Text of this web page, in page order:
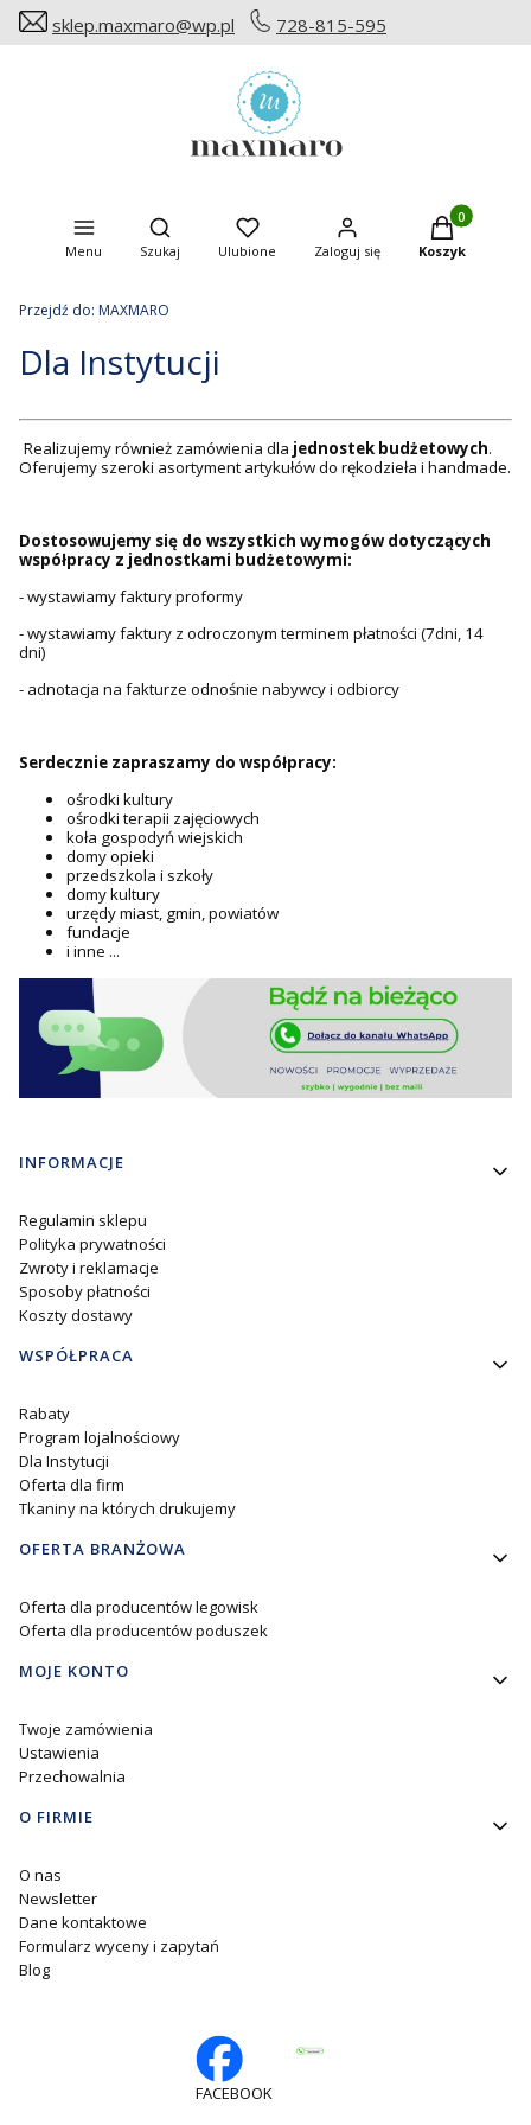
sklep.maxmaro@wp.pl 728-815-595
Menu
Otwórz wyszukiwarkę
Szukaj Ulubione Zaloguj się
Produkty w
Koszyk
Przejdź do: MAXMARO
Dla Instytucji
Realizujemy również zamówienia dla jednostek budżetowych.
Oferujemy szeroki asortyment artykułów do rękodzieła i handmade.
Dostosowujemy się do wszystkich wymogów dotyczących
współpracy z jednostkami budżetowymi:
- wystawiamy faktury proformy
- wystawiamy faktury z odroczonym terminem płatności (7dni, 14
dni)
- adnotacja na fakturze odnośnie nabywcy i odbiorcy
Serdecznie zapraszamy do współpracy:
ośrodki kultury
ośrodki terapii zajęciowych
koła gospodyń wiejskich
domy opieki
przedszkola i szkoły
domy kultury
urzędy miast, gmin, powiatów
fundacje
i inne ...
Linki w stopce
INFORMACJE
Regulamin sklepu
Polityka prywatności
Zwroty i reklamacje
Sposoby płatności
Koszty dostawy
WSPÓŁPRACA
Rabaty
Program lojalnościowy
Dla Instytucji
Oferta dla firm
Tkaniny na których drukujemy
OFERTA BRANŻOWA
Oferta dla producentów legowisk
Oferta dla producentów poduszek
MOJE KONTO
Twoje zamówienia
Ustawienia
Przechowalnia
O FIRMIE
O nas
Newsletter
Dane kontaktowe
Formularz wyceny i zapytań
Blog
FACEBOOK